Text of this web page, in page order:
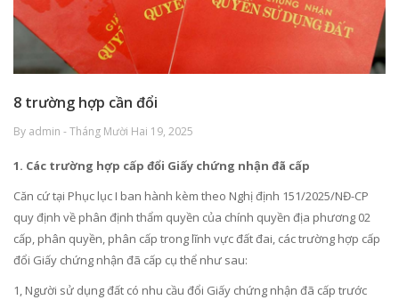
8 trường hợp cần đổi
By admin - Tháng Mười Hai 19, 2025
1. Các trường hợp cấp đổi Giấy chứng nhận đã cấp
Căn cứ tại Phục lục I ban hành kèm theo Nghị định 151/2025/NĐ-CP
quy định về phân định thẩm quyền của chính quyền địa phương 02
cấp, phân quyền, phân cấp trong lĩnh vực đất đai, các trường hợp cấp
đổi Giấy chứng nhận đã cấp cụ thể như sau:
1, Người sử dụng đất có nhu cầu đổi Giấy chứng nhận đã cấp trước